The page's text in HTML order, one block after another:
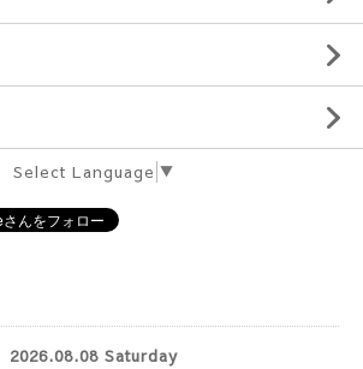
Select Language ▼
2026.08.08 Saturday